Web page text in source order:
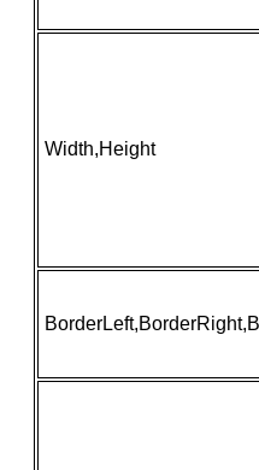
Width,Height